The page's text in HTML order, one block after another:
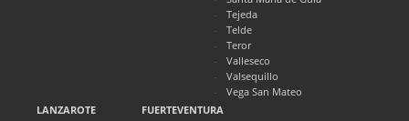
Tejeda
Telde
Teror
Valleseco
Valsequillo
Vega San Mateo
LANZAROTE
FUERTEVENTURA